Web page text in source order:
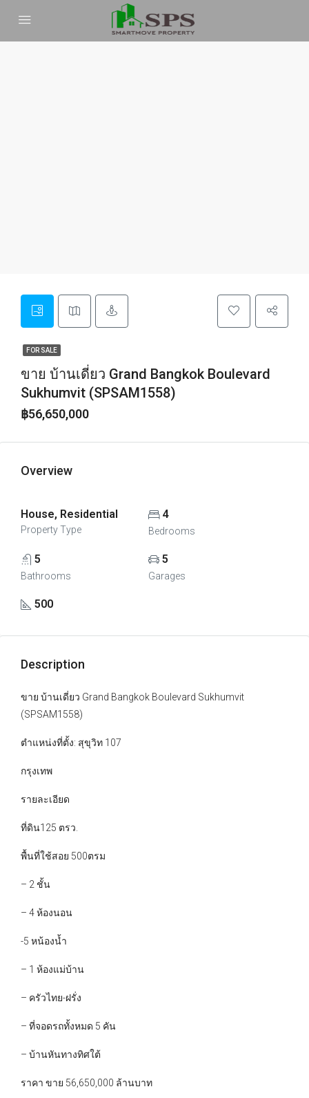
FOR SALE
ขาย บ้านเดี่ยว Grand Bangkok Boulevard
Sukhumvit (SPSAM1558)
฿56,650,000
Overview
House, Residential
Property Type
4
Bedrooms
5
Bathrooms
5
Garages
500
Description
ขาย บ้านเดี่ยว Grand Bangkok Boulevard Sukhumvit
(SPSAM1558)
ตำแหน่งที่ตั้ง: สุขุวิท 107
กรุงเทพ
รายละเอียด
ที่ดิน125 ตรว.
พื้นที่ใช้สอย 500ตรม
– 2 ชั้น
– 4 ห้องนอน
-5 หน้องน้ำ
– 1 ห้องแม่บ้าน
– ครัวไทย-ฝรั่ง
– ที่จอดรถทั้งหมด 5 คัน
– บ้านหันทางทิศใต้
ราคา ขาย 56,650,000 ล้านบาท